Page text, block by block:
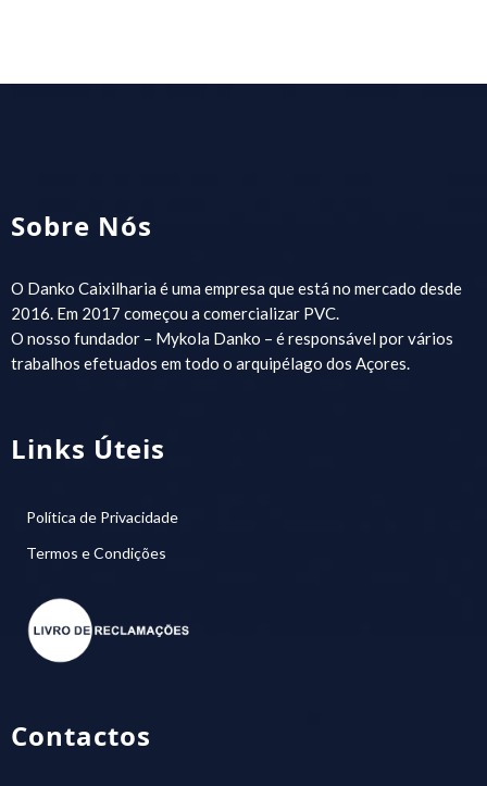
Sobre Nós
O Danko Caixilharia é uma empresa que está no mercado desde
2016. Em 2017 começou a comercializar PVC.
O nosso fundador – Mykola Danko – é responsável por vários
trabalhos efetuados em todo o arquipélago dos Açores.
Links Úteis
Política de Privacidade
Termos e Condições
Contactos